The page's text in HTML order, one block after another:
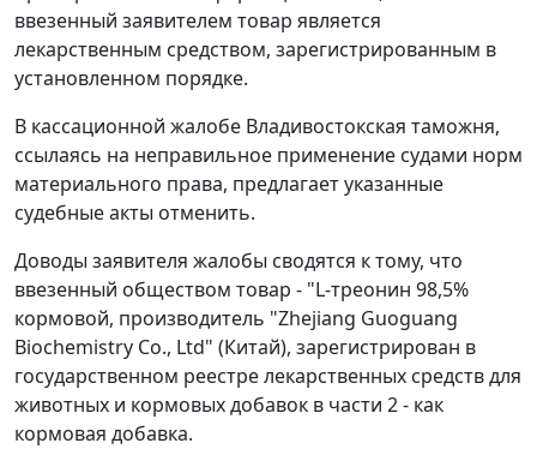
ввезенный заявителем товар является
лекарственным средством, зарегистрированным в
установленном порядке.
В кассационной жалобе Владивостокская таможня,
ссылаясь на неправильное применение судами норм
материального права, предлагает указанные
судебные акты отменить.
Доводы заявителя жалобы сводятся к тому, что
ввезенный обществом товар - "L-треонин 98,5%
кормовой, производитель "Zhejiang Guoguang
Biochemistry Co., Ltd" (Китай), зарегистрирован в
государственном реестре лекарственных средств для
животных и кормовых добавок в части 2 - как
кормовая добавка.